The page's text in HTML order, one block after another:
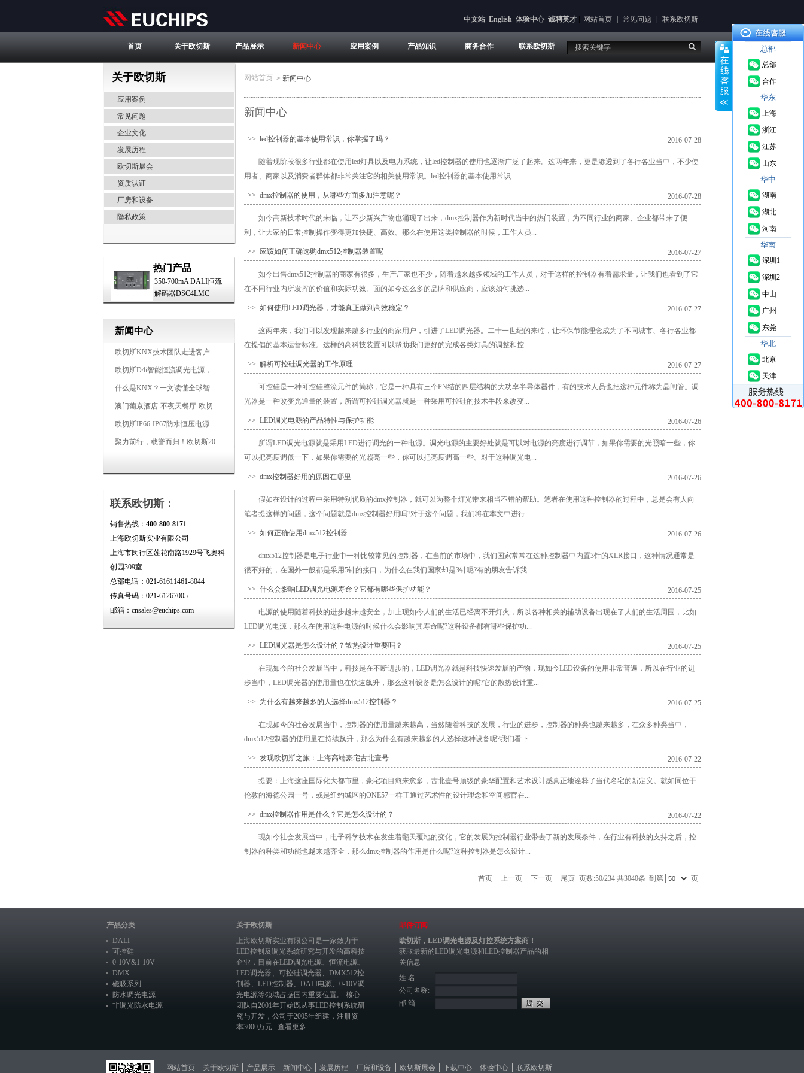
中文站 English 体验中心 诚聘英才 网站首页 常见问题 联系欧切斯
首页 关于欧切斯 产品展示 新闻中心 应用案例 产品知识 商务合作 联系欧切斯
关于欧切斯
应用案例
常见问题
企业文化
发展历程
欧切斯展会
资质认证
厂房和设备
隐私政策
热门产品
350-700mA DALI恒流
解码器DSC4LMC
新闻中心
欧切斯KNX技术团队走进客户企业，为智能照明项目提供专业技术支持
欧切斯D4i智能恒流调光电源，引领未来照明生态
什么是KNX？一文读懂全球智能建筑控制标准
澳门葡京酒店-不夜天餐厅-欧切斯KNX智能控制系统打造高端智慧空间
欧切斯IP66-IP67防水恒压电源，无惧风雨，智稳如一
聚力前行，载誉而归！欧切斯2026光亚展完美收官
联系欧切斯：
销售热线： 400-800-8171
上海欧切斯实业有限公司
上海市闵行区莲花南路1929号飞奥科
创园309室
总部电话：021-61611461-8044
传真号码：021-61267005
邮箱：cnsales@euchips.com
网站首页 > 新闻中心
新闻中心
>> led控制器的基本使用常识，你掌握了吗？ 2016-07-28
随着现阶段很多行业都在使用led灯具以及电力系统，让led控制器的使用也逐渐广泛了起来。这两年来，更是渗透到了各行各业当中，不少使
用者、商家以及消费者群体都非常关注它的相关使用常识。led控制器的基本使用常识...
>> dmx控制器的使用，从哪些方面多加注意呢？ 2016-07-28
如今高新技术时代的来临，让不少新兴产物也涌现了出来，dmx控制器作为新时代当中的热门装置，为不同行业的商家、企业都带来了便
利，让大家的日常控制操作变得更加快捷、高效。那么在使用这类控制器的时候，工作人员...
>> 应该如何正确选购dmx512控制器装置呢 2016-07-27
如今出售dmx512控制器的商家有很多，生产厂家也不少，随着越来越多领域的工作人员，对于这样的控制器有着需求量，让我们也看到了它
在不同行业内所发挥的价值和实际功效。面的如今这么多的品牌和供应商，应该如何挑选...
>> 如何使用LED调光器，才能真正做到高效稳定？ 2016-07-27
这两年来，我们可以发现越来越多行业的商家用户，引进了LED调光器。二十一世纪的来临，让环保节能理念成为了不同城市、各行各业都
在提倡的基本运营标准。这样的高科技装置可以帮助我们更好的完成各类灯具的调整和控...
>> 解析可控硅调光器的工作原理 2016-07-27
可控硅是一种可控硅整流元件的简称，它是一种具有三个PN结的四层结构的大功率半导体器件，有的技术人员也把这种元件称为晶闸管。调
光器是一种改变光通量的装置，所谓可控硅调光器就是一种采用可控硅的技术手段来改变...
>> LED调光电源的产品特性与保护功能 2016-07-26
所谓LED调光电源就是采用LED进行调光的一种电源。调光电源的主要好处就是可以对电源的亮度进行调节，如果你需要的光照暗一些，你
可以把亮度调低一下，如果你需要的光照亮一些，你可以把亮度调高一些。对于这种调光电...
>> dmx控制器好用的原因在哪里 2016-07-26
假如在设计的过程中采用特别优质的dmx控制器，就可以为整个灯光带来相当不错的帮助。笔者在使用这种控制器的过程中，总是会有人向
笔者提这样的问题，这个问题就是dmx控制器好用吗?对于这个问题，我们将在本文中进行...
>> 如何正确使用dmx512控制器 2016-07-26
dmx512控制器是电子行业中一种比较常见的控制器，在当前的市场中，我们国家常常在这种控制器中内置3针的XLR接口，这种情况通常是
很不好的，在国外一般都是采用5针的接口，为什么在我们国家却是3针呢?有的朋友告诉我...
>> 什么会影响LED调光电源寿命？它都有哪些保护功能？ 2016-07-25
电源的使用随着科技的进步越来越安全，加上现如今人们的生活已经离不开灯火，所以各种相关的辅助设备出现在了人们的生活周围，比如
LED调光电源，那么在使用这种电源的时候什么会影响其寿命呢?这种设备都有哪些保护功...
>> LED调光器是怎么设计的？散热设计重要吗？ 2016-07-25
在现如今的社会发展当中，科技是在不断进步的，LED调光器就是科技快速发展的产物，现如今LED设备的使用非常普遍，所以在行业的进
步当中，LED调光器的使用量也在快速飙升，那么这种设备是怎么设计的呢?它的散热设计重...
>> 为什么有越来越多的人选择dmx512控制器？ 2016-07-25
在现如今的社会发展当中，控制器的使用量越来越高，当然随着科技的发展，行业的进步，控制器的种类也越来越多，在众多种类当中，
dmx512控制器的使用量在持续飙升，那么为什么有越来越多的人选择这种设备呢?我们看下...
>> 发现欧切斯之旅：上海高端豪宅古北壹号 2016-07-22
提要：上海这座国际化大都市里，豪宅项目愈来愈多，古北壹号顶级的豪华配置和艺术设计感真正地诠释了当代名宅的新定义。就如同位于
伦敦的海德公园一号，或是纽约城区的ONE57一样正通过艺术性的设计理念和空间感官在...
>> dmx控制器作用是什么？它是怎么设计的？ 2016-07-22
现如今社会发展当中，电子科学技术在发生着翻天覆地的变化，它的发展为控制器行业带去了新的发展条件，在行业有科技的支持之后，控
制器的种类和功能也越来越齐全，那么dmx控制器的作用是什么呢?这种控制器是怎么设计...
首页 上一页 下一页 尾页 页数:50/234 共3040条 到第 页
产品分类
DALI
可控硅
0-10V&1-10V
DMX
磁吸系列
防水调光电源
非调光防水电源
关于欧切斯
上海欧切斯实业有限公司是一家致力于
LED控制及调光系统研究与开发的高科技
企业，目前在LED调光电源、恒流电源、
LED调光器、 可控硅调光器、 DMX512控
制器、 LED控制器、 DALI电源、 0-10V调
光电源等领域占据国内重要位置。 核心
团队自2001年开始既从事LED控制系统研
究与开发，公司于2005年组建，注册资
本3000万元...查看更多
邮件订阅
欧切斯，LED调光电源及灯控系统方案商！
获取最新的LED调光电源和LED控制器产品的相
关信息
姓 名:
公司名称:
邮 箱:
网站首页 关于欧切斯 产品展示 新闻中心 发展历程 厂房和设备 欧切斯展会 下载中心 体验中心 联系欧切斯
总部
总部
合作
华东
上海
浙江
江苏
山东
华中
湖南
湖北
河南
华南
深圳1
深圳2
中山
广州
东莞
华北
北京
天津